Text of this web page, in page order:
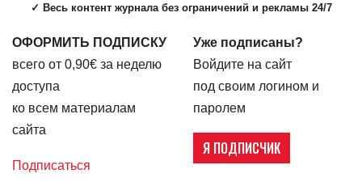
✓ Весь контент журнала без ограничений и рекламы 24/7
ОФОРМИТЬ ПОДПИСКУ
всего от 0,90€ за неделю
доступа
ко всем материалам
сайта
Подписаться
Уже подписаны?
Войдите на сайт
под своим логином и
паролем
Я ПОДПИСЧИК